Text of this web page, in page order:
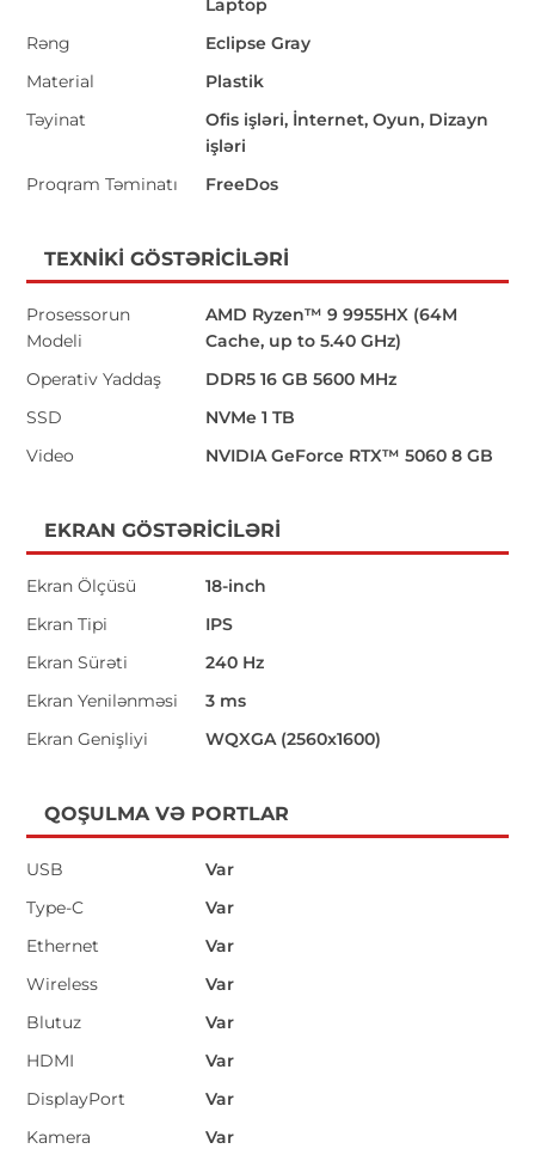
Laptop
Rəng
Eclipse Gray
Material
Plastik
Təyinat
Ofis işləri, İnternet, Oyun, Dizayn
işləri
Proqram Təminatı
FreeDos
TEXNIKI GÖSTƏRICILƏRI
Prosessorun
Modeli
AMD Ryzen™ 9 9955HX (64M
Cache, up to 5.40 GHz)
Operativ Yaddaş
DDR5 16 GB 5600 MHz
SSD
NVMe 1 TB
Video
NVIDIA GeForce RTX™ 5060 8 GB
EKRAN GÖSTƏRICILƏRI
Ekran Ölçüsü
18-inch
Ekran Tipi
IPS
Ekran Sürəti
240 Hz
Ekran Yenilənməsi
3 ms
Ekran Genişliyi
WQXGA (2560x1600)
QOŞULMA VƏ PORTLAR
USB
Var
Type-C
Var
Ethernet
Var
Wireless
Var
Blutuz
Var
HDMI
Var
DisplayPort
Var
Kamera
Var